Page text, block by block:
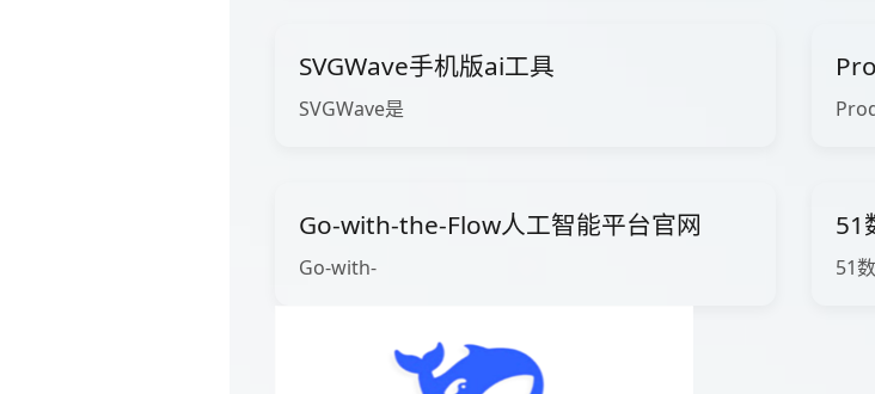
SVGWave手机版ai工具
SVGWave是
Go-with-the-Flow人工智能平台官网
Go-with-
51
51